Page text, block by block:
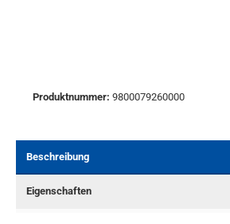
Produktnummer: 9800079260000
Beschreibung
Eigenschaften